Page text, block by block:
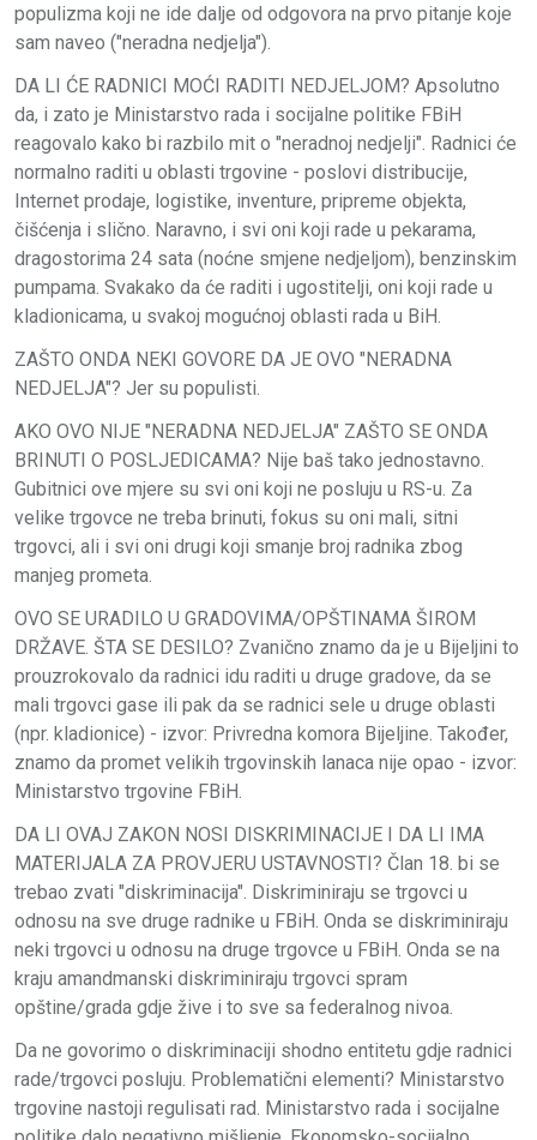
populizma koji ne ide dalje od odgovora na prvo pitanje koje
sam naveo ("neradna nedjelja").
DA LI ĆE RADNICI MOĆI RADITI NEDJELJOM? Apsolutno
da, i zato je Ministarstvo rada i socijalne politike FBiH
reagovalo kako bi razbilo mit o "neradnoj nedjelji". Radnici će
normalno raditi u oblasti trgovine - poslovi distribucije,
Internet prodaje, logistike, inventure, pripreme objekta,
čišćenja i slično. Naravno, i svi oni koji rade u pekarama,
dragostorima 24 sata (noćne smjene nedjeljom), benzinskim
pumpama. Svakako da će raditi i ugostitelji, oni koji rade u
kladionicama, u svakoj mogućnoj oblasti rada u BiH.
ZAŠTO ONDA NEKI GOVORE DA JE OVO "NERADNA
NEDJELJA"? Jer su populisti.
AKO OVO NIJE "NERADNA NEDJELJA" ZAŠTO SE ONDA
BRINUTI O POSLJEDICAMA? Nije baš tako jednostavno.
Gubitnici ove mjere su svi oni koji ne posluju u RS-u. Za
velike trgovce ne treba brinuti, fokus su oni mali, sitni
trgovci, ali i svi oni drugi koji smanje broj radnika zbog
manjeg prometa.
OVO SE URADILO U GRADOVIMA/OPŠTINAMA ŠIROM
DRŽAVE. ŠTA SE DESILO? Zvanično znamo da je u Bijeljini to
prouzrokovalo da radnici idu raditi u druge gradove, da se
mali trgovci gase ili pak da se radnici sele u druge oblasti
(npr. kladionice) - izvor: Privredna komora Bijeljine. Također,
znamo da promet velikih trgovinskih lanaca nije opao - izvor:
Ministarstvo trgovine FBiH.
DA LI OVAJ ZAKON NOSI DISKRIMINACIJE I DA LI IMA
MATERIJALA ZA PROVJERU USTAVNOSTI? Član 18. bi se
trebao zvati "diskriminacija". Diskriminiraju se trgovci u
odnosu na sve druge radnike u FBiH. Onda se diskriminiraju
neki trgovci u odnosu na druge trgovce u FBiH. Onda se na
kraju amandmanski diskriminiraju trgovci spram
opštine/grada gdje žive i to sve sa federalnog nivoa.
Da ne govorimo o diskriminaciji shodno entitetu gdje radnici
rade/trgovci posluju. Problematični elementi? Ministarstvo
trgovine nastoji regulisati rad. Ministarstvo rada i socijalne